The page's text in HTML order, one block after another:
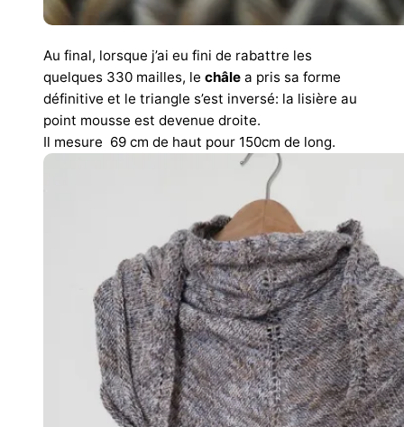
Au final, lorsque j’ai eu fini de rabattre les
quelques 330 mailles, le châle a pris sa forme
définitive et le triangle s’est inversé: la lisière au
point mousse est devenue droite.
Il mesure 69 cm de haut pour 150cm de long.